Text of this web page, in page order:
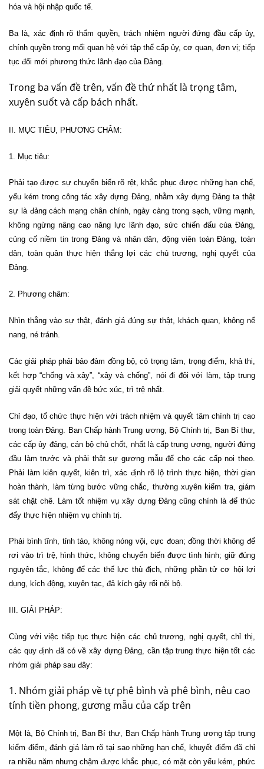
hóa và hội nhập quốc tế.
Ba là, xác định rõ thẩm quyền, trách nhiệm người đứng đầu cấp ủy,
chính quyền trong mối quan hệ với tập thể cấp ủy, cơ quan, đơn vị; tiếp
tục đổi mới phương thức lãnh đạo của Đảng.
Trong ba vấn đề trên, vấn đề thứ nhất là trọng tâm,
xuyên suốt và cấp bách nhất.
II. MỤC TIÊU, PHƯƠNG CHÂM:
1. Mục tiêu:
Phải tạo được sự chuyển biến rõ rệt, khắc phục được những hạn chế,
yếu kém trong công tác xây dựng Đảng, nhằm xây dựng Đảng ta thật
sự là đảng cách mạng chân chính, ngày càng trong sạch, vững mạnh,
không ngừng nâng cao năng lực lãnh đạo, sức chiến đấu của Đảng,
củng cố niềm tin trong Đảng và nhân dân, động viên toàn Đảng, toàn
dân, toàn quân thực hiện thắng lợi các chủ trương, nghị quyết của
Đảng.
2. Phương châm:
Nhìn thẳng vào sự thật, đánh giá đúng sự thật, khách quan, không nể
nang, né tránh.
Các giải pháp phải bảo đảm đồng bộ, có trọng tâm, trọng điểm, khả thi,
kết hợp “chống và xây”, “xây và chống”, nói đi đôi với làm, tập trung
giải quyết những vấn đề bức xúc, trì trệ nhất.
Chỉ đạo, tổ chức thực hiện với trách nhiệm và quyết tâm chính trị cao
trong toàn Đảng. Ban Chấp hành Trung ương, Bộ Chính trị, Ban Bí thư,
các cấp ủy đảng, cán bộ chủ chốt, nhất là cấp trung ương, người đứng
đầu làm trước và phải thật sự gương mẫu để cho các cấp noi theo.
Phải làm kiên quyết, kiên trì, xác định rõ lộ trình thực hiện, thời gian
hoàn thành, làm từng bước vững chắc, thường xuyên kiểm tra, giám
sát chặt chẽ. Làm tốt nhiệm vụ xây dựng Đảng cũng chính là để thúc
đẩy thực hiện nhiệm vụ chính trị.
Phải bình tĩnh, tỉnh táo, không nóng vội, cực đoan; đồng thời không để
rơi vào trì trệ, hình thức, không chuyển biến được tình hình; giữ đúng
nguyên tắc, không để các thế lực thù địch, những phần tử cơ hội lợi
dụng, kích động, xuyên tạc, đả kích gây rối nội bộ.
III. GIẢI PHÁP:
Cùng với việc tiếp tục thực hiện các chủ trương, nghị quyết, chỉ thị,
các quy định đã có về xây dựng Đảng, cần tập trung thực hiện tốt các
nhóm giải pháp sau đây:
1. Nhóm giải pháp về tự phê bình và phê bình, nêu cao
tính tiền phong, gương mẫu của cấp trên
Một là, Bộ Chính trị, Ban Bí thư, Ban Chấp hành Trung ương tập trung
kiểm điểm, đánh giá làm rõ tại sao những hạn chế, khuyết điểm đã chỉ
ra nhiều năm nhưng chậm được khắc phục, có mặt còn yếu kém, phức